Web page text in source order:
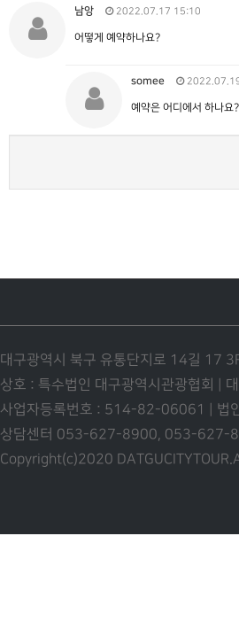
남앙 2022.07.17 15:10
어떻게 예약하나요?
somee
예약은 어디에서 하나요?
대구광역시 북구 유통단지로 14길 17
상호 : 특수법인 대구광역시관광협회 |
사업자등록번호 : 514-82-06061 | 법
상담센터 053-627-8900, 053-627-
Copyright(c)2020 DATGUCITYTOUR.